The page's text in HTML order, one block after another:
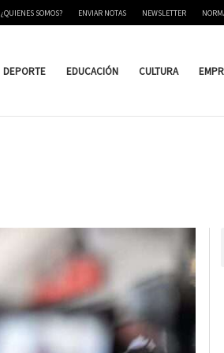
¿QUIENES SOMOS? ENVIAR NOTAS NEWSLETTER
DEPORTE EDUCACIÓN CULTURA